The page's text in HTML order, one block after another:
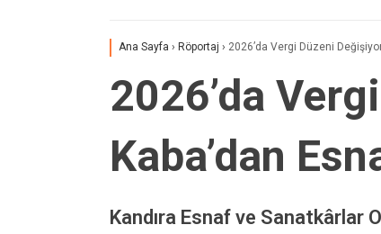
Ana Sayfa › Röportaj › 2026’da Vergi Düzeni
2026’da
Kaba’dan
Kandıra Esnaf ve Sanatkârlar